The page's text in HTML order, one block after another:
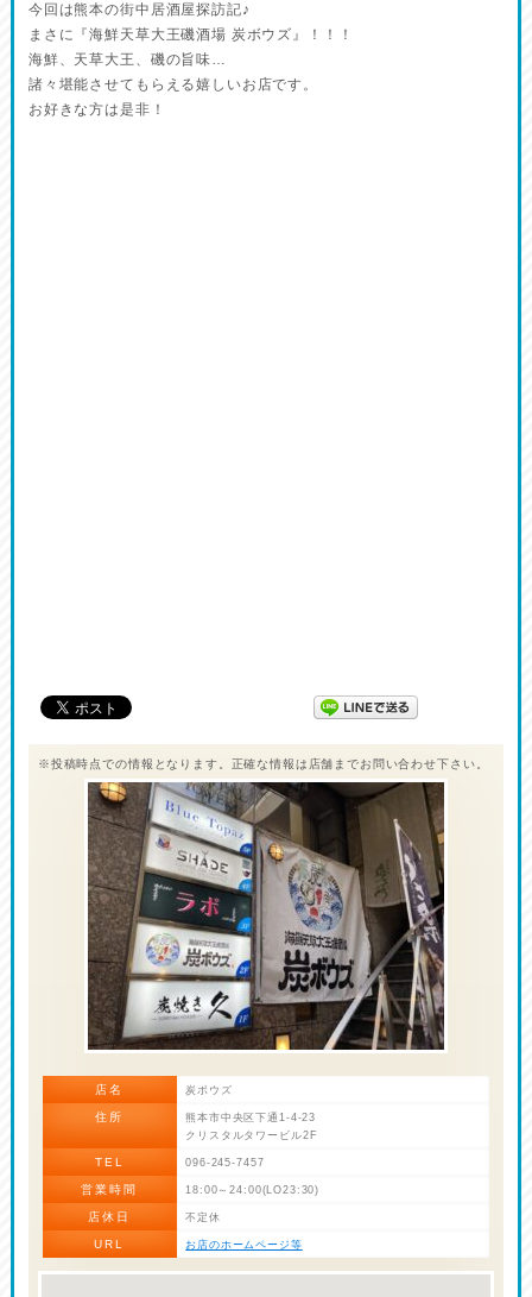
今回は熊本の街中居酒屋探訪記♪
まさに『海鮮天草大王磯酒場 炭ボウズ』！！！
海鮮、天草大王、磯の旨味…
諸々堪能させてもらえる嬉しいお店です。
お好きな方は是非！
※投稿時点での情報となります。正確な情報は店舗までお問い合わせ下さい。
店名 炭ボウズ
住所
熊本市中央区下通1-4-23
クリスタルタワービル2F
TEL 096-245-7457
営業時間 18:00～24:00(LO23:30)
店休日 不定休
URL お店のホームページ等